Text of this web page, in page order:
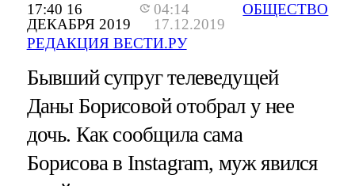
17:40 16
ДЕКАБРЯ 2019
04:14
17.12.2019
РЕДАКЦИЯ ВЕСТИ.РУ
ОБЩЕСТВО
Бывший супруг телеведущей
Даны Борисовой отобрал у нее
дочь. Как сообщила сама
Борисова в Instagram, муж явился